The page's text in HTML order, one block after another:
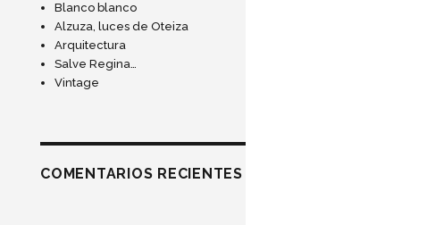
Blanco blanco
Alzuza, luces de Oteiza
Arquitectura
Salve Regina…
Vintage
COMENTARIOS RECIENTES